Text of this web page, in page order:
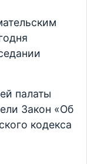
палаты
Закон «Об
кодекса